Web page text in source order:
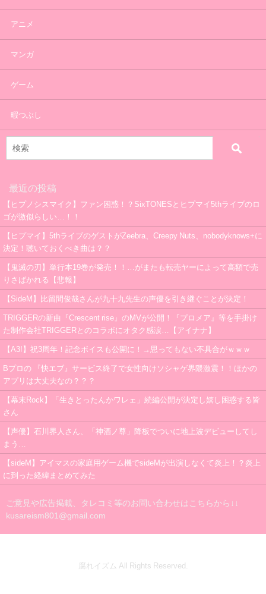
アニメ
マンガ
ゲーム
暇つぶし
最近の投稿
【ヒプノシスマイク】ファン困惑！？SixTONESとヒプマイ5thライブのロ
ゴが激似らしい…！！
【ヒプマイ】5thライブのゲストがZeebra、Creepy Nuts、nobodyknows+に
決定！聴いておくべき曲は？？
【鬼滅の刃】単行本19巻が発売！！…がまたも転売ヤーによって高額で売
りさばかれる【悲報】
【SideM】比留間俊哉さんが九十九先生の声優を引き継ぐことが決定！
TRIGGERの新曲『Crescent rise』のMVが公開！『プロメア』等を手掛け
た制作会社TRIGGERとのコラボにオタク感涙…【アイナナ】
【A3!】祝3周年！記念ボイスも公開に！→思ってもない不具合がｗｗｗ
Bプロの 『快エブ』サービス終了で女性向けソシャゲ界隈激震！！ほかの
アプリは大丈夫なの？？？
【幕末Rock】「生きとったんかワレェ」続編公開が決定し嬉し困惑する皆
さん
【声優】石川界人さん、「神酒ノ尊」降板でついに地上波デビューしてし
まう…
【sideM】アイマスの家庭用ゲーム機でsideMが出演しなくて炎上！？炎上
に到った経緯まとめてみた
ご意見や広告掲載、タレコミ等のお問い合わせはこちらから↓↓
kusareism801@gmail.com
腐れイズム All Rights Reserved.